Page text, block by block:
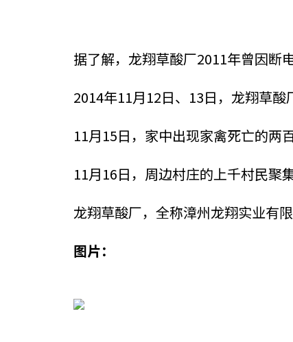
据了解，龙翔草酸厂2011年曾因断
2014年11月12日、13日，龙翔草酸
11月15日，家中出现家禽死亡的两
11月16日，周边村庄的上千村民聚
龙翔草酸厂，全称漳州龙翔实业有
图片：